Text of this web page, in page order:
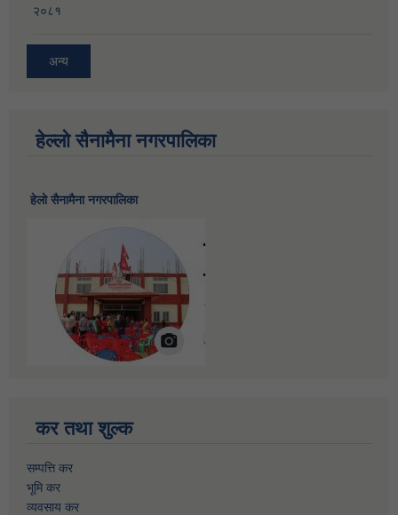
२०८१
अन्य
हेल्लो सैनामैना नगरपालिका
हेलाे सैनामैना नगरपालिका
कर तथा शुल्क
सम्पत्ति कर
भूमि कर
व्यवसाय कर